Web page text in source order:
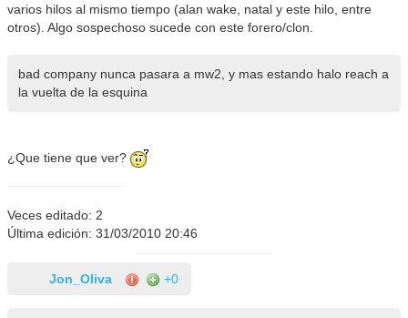
varios hilos al mismo tiempo (alan wake, natal y este hilo, entre
otros). Algo sospechoso sucede con este forero/clon.
bad company nunca pasara a mw2, y mas estando halo reach a
la vuelta de la esquina
¿Que tiene que ver?
Veces editado: 2
Última edición: 31/03/2010 20:46
Jon_Oliva +0